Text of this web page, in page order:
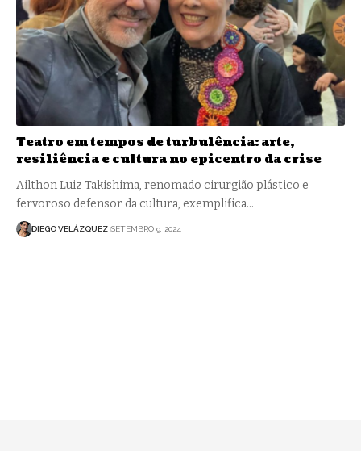
Teatro em tempos de turbulência: arte,
resiliência e cultura no epicentro da crise
Ailthon Luiz Takishima, renomado cirurgião plástico e
fervoroso defensor da cultura, exemplifica…
DIEGO VELÁZQUEZ SETEMBRO 9, 2024